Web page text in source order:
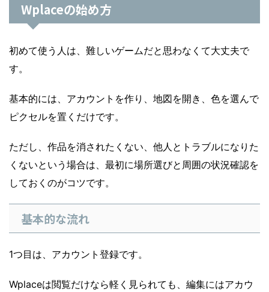
Wplaceの始め方
初めて使う人は、難しいゲームだと思わなくて大丈夫で
す。
基本的には、アカウントを作り、地図を開き、色を選んで
ピクセルを置くだけです。
ただし、作品を消されたくない、他人とトラブルになりた
くないという場合は、最初に場所選びと周囲の状況確認を
しておくのがコツです。
基本的な流れ
1つ目は、アカウント登録です。
Wplaceは閲覧だけなら軽く見られても、編集にはアカウ